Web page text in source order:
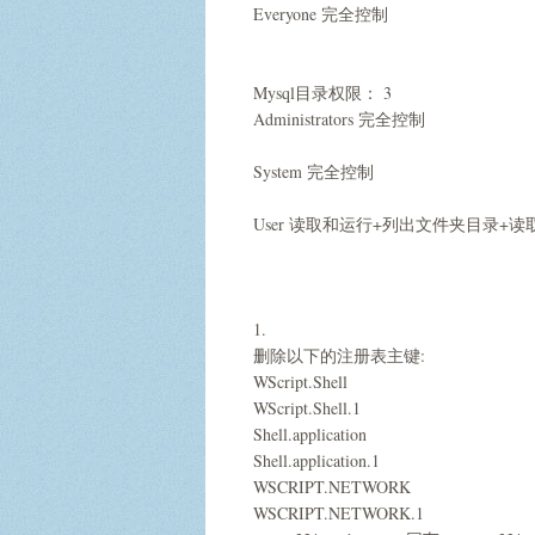
Everyone 完全控制
Mysql目录权限： 3
Administrators 完全控制
System 完全控制
User 读取和运行+列出文件夹目录+读
1.
删除以下的注册表主键:
WScript.Shell
WScript.Shell.1
Shell.application
Shell.application.1
WSCRIPT.NETWORK
WSCRIPT.NETWORK.1